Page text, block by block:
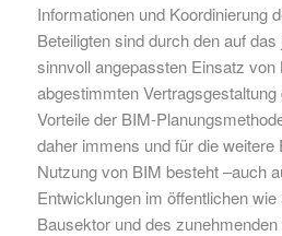
Informationen und Koordinierung
Beteiligten sind durch den auf
sinnvoll angepassten Einsatz von
abgestimmten
Vorteile der BIM-
daher immens und für die weitere
Nutzung von BIM besteht –auch
Entwicklungen im öffentlichen
Bausektor und des